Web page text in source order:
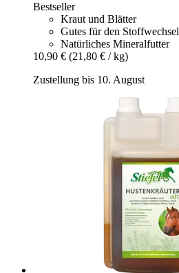
Bestseller
Kraut und Blätter
Gutes für den Stoffwechsel
Natürliches Mineralfutter
10,90 € (21,80 € / kg)
Zustellung bis 10. August